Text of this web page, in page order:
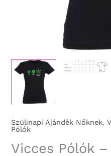
Szülinapi Ajándék Nőknek,
Pólók
Vicces Pólók